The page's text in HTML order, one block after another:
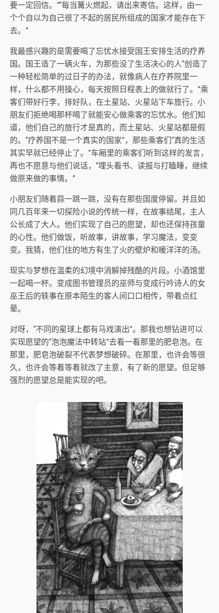
要一定回信。”“每当篝火燃起，请出来寄信。这样，由一
个个自以为自己很了不起的居民所组成的国家才能存在下
去。”
我最感兴趣的是需要喝了忘忧水接受国王安排生活的疗养
国。国王造了一辆火车，为那些没了生活决心的人“创造了
一种轻松简单的过日子的办法，就像病人在疗养院里一
样，什么都不用操心，每天按照日程表上的做就行了。”乘
客们带好行李，排好队，在土星站、火星站下车旅行。小
朋友们拒绝喝那杯喝了就能安心做乘客的忘忧水。他们知
道，他们自己的旅行才是真的，而土星站、火星站都是假
的。“疗养国不是一个真实的国家”，那些乘客们“真的生活
其实早就已经停止了。”车厢里的乘客们听到这样的发言，
再也不愿意与他们说话，“埋头看书、读报与打瞌睡，继续
做原来做的事情。”
小朋友们随着蒜一跳一跳，没有在那些国度停留。并且如
同几百年来一切探险小说的传统一样，在故事结尾，主人
公长成了大人。他们实现了自己的愿望，却也还保持孩童
的心性。他们做饭，听故事，讲故事，学习魔法，变变
变。我猜，他们住的地方有生了火的壁炉和暖洋洋的汤。
现实与梦想在温柔的幻境中消解掉残酷的片段。小酒馆里
一起喝一杯。变成图书管理员的巫师与变成行吟诗人的女
巫王后的轶事在原本陌生的客人间口口相传，带着点红
晕。
对呀，“不同的星球上都有马戏演出”。那我也想钻进可以
实现愿望的“泡泡魔法中转站”去看一看那里的肥皂泡。在
那里，肥皂泡破裂不代表梦想破碎。在那里，也许会等很
久，也许会等着等着就改了主意，有了新的愿望。但足够
强烈的愿望总是能实现的吧。